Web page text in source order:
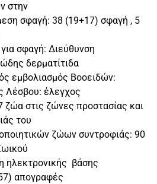
στην
σφαγή: 38 (19+17) σφαγή , 5
σφαγή: Διεύθυνση
δερματίτιδα
εμβολιασμός Βοοειδών:
Λέσβου: έλεγχος
στις ζώνες προστασίας και
του
ζώων συντροφιάς: 90
ηλεκτρονικής βάσης
απογραφές